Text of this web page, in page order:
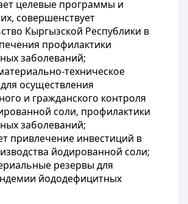
целевые программы и
совершенствует
Кыргызской Республики в
профилактики
заболеваний;
техническое
осуществления
и гражданского контроля
соли, профилактики
заболеваний;
привлечение инвестиций в
йодированной соли;
резервы для
йододефицитных